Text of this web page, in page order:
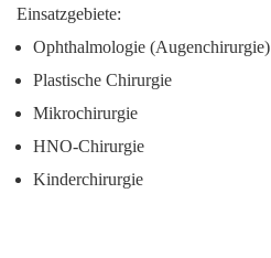
Einsatzgebiete:
Ophthalmologie (Augenchirurgie)
Plastische Chirurgie
Mikrochirurgie
HNO-Chirurgie
Kinderchirurgie